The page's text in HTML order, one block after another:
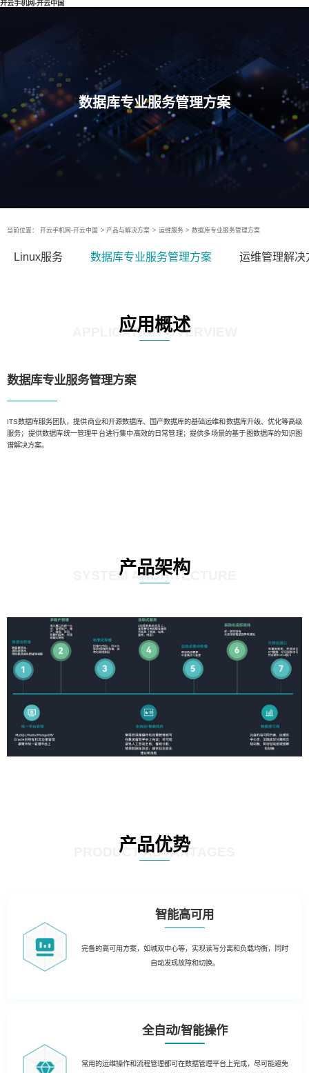
开云手机网-开云中国
数据库专业服务管理方案
当前位置： 开云手机网-开云中国 > 产品与解决方案 > 运维服务 > 数据库专业服务管理方案
Linux服务 数据库专业服务管理方案 运维管理解决
应用概述
APPLICATION OVERVIEW
数据库专业服务管理方案️
ITS数据库服务团队，提供商业和开源数据库、国产数据库的基础运维和数据库升级、优化等高级
服务；提供数据库统一管理平台进行集中高效的日常管理；提供多场景的基于图数据库的知识图
谱解决方案。
产品架构
SYSTEM ARCHITECTURE
产品优势
PRODUCT ADVANTAGES
智能高可用
完备的高可用方案，如城双中心等，实现读写分离和负载均衡，同时
自动发现故障和切换。
全自动/智能操作
常用的运维操作和流程管理都可在数据管理平台上完成，尽可能避免